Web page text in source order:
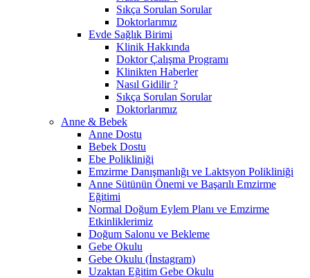
Sıkça Sorulan Sorular
Doktorlarımız
Evde Sağlık Birimi
Klinik Hakkında
Doktor Çalışma Programı
Klinikten Haberler
Nasıl Gidilir ?
Sıkça Sorulan Sorular
Doktorlarımız
Anne & Bebek
Anne Dostu
Bebek Dostu
Ebe Polikliniği
Emzirme Danışmanlığı ve Laktsyon Polikliniği
Anne Sütünün Önemi ve Başarılı Emzirme
Eğitimi
Normal Doğum Eylem Planı ve Emzirme
Etkinliklerimiz
Doğum Salonu ve Bekleme
Gebe Okulu
Gebe Okulu (İnstagram)
Uzaktan Eğitim Gebe Okulu